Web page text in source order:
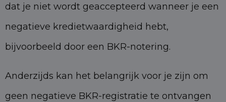
dat je niet wordt geaccepteerd wanneer je een
negatieve kredietwaardigheid hebt,
bijvoorbeeld door een BKR-notering.
Anderzijds kan het belangrijk voor je zijn om
geen negatieve BKR-registratie te ontvangen